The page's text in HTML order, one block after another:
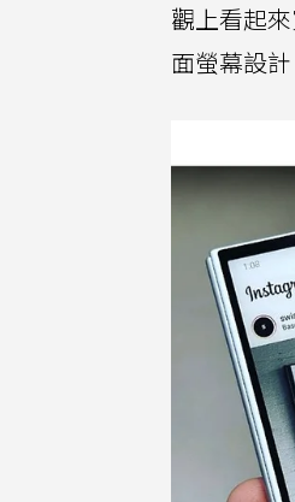
觀上看起
面螢幕設